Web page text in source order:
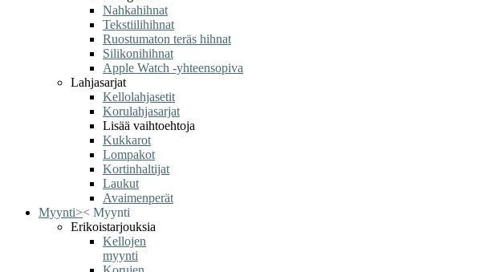
Nahkahihnat
Tekstiilihihnat
Ruostumaton teräs hihnat
Silikonihihnat
Apple Watch -yhteensopiva
Lahjasarjat
Kellolahjasetit
Korulahjasarjat
Lisää vaihtoehtoja
Kukkarot
Lompakot
Kortinhaltijat
Laukut
Avaimenperät
Myynti>< Myynti
Erikoistarjouksia
Kellojen
myynti